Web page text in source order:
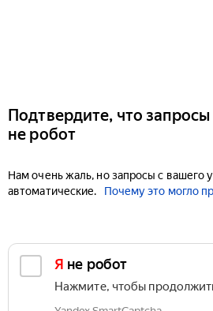
Подтвердите, что
не робот
Нам очень жаль, но запросы с вашего
автоматические.
Почему это могло
Я не робот
Нажмите, чтобы